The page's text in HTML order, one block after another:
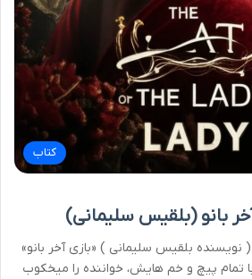
کتاب
بانو (بلقیس سلیمانی)
نویسنده بلقیس سلیمانی ) «بازی آخر بانو»
تمام پیچ و خم هایش، خواننده را میخکوب